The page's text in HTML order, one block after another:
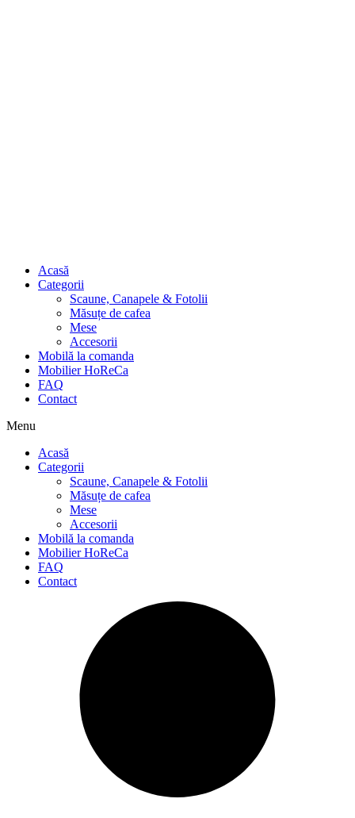
Acasă
Categorii
Scaune, Canapele & Fotolii
Măsuțe de cafea
Mese
Accesorii
Mobilă la comanda
Mobilier HoReCa
FAQ
Contact
Menu
Acasă
Categorii
Scaune, Canapele & Fotolii
Măsuțe de cafea
Mese
Accesorii
Mobilă la comanda
Mobilier HoReCa
FAQ
Contact